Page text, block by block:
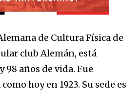
de Cultura Física de
club Alemán, está
años de vida. Fue
hoy en 1923. Su sede es